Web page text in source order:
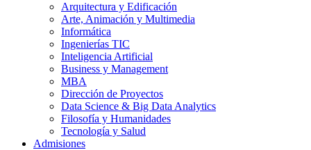
Arquitectura y Edificación
Arte, Animación y Multimedia
Informática
Ingenierías TIC
Inteligencia Artificial
Business y Management
MBA
Dirección de Proyectos
Data Science & Big Data Analytics
Filosofía y Humanidades
Tecnología y Salud
Admisiones